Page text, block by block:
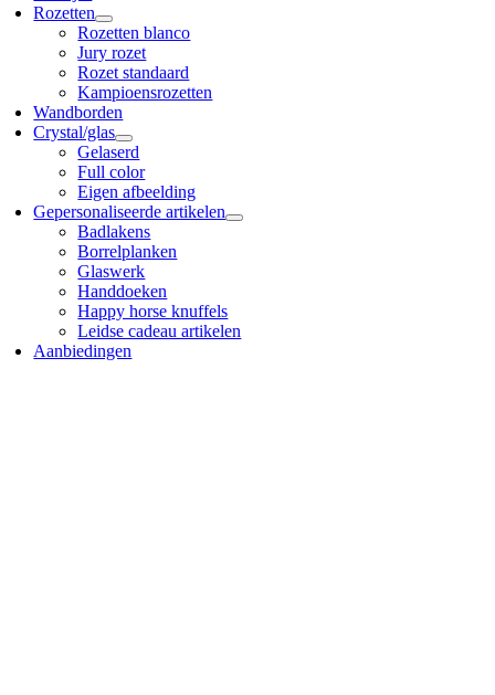
Rozetten
Rozetten blanco
Jury rozet
Rozet standaard
Kampioensrozetten
Wandborden
Crystal/glas
Gelaserd
Full color
Eigen afbeelding
Gepersonaliseerde artikelen
Badlakens
Borrelplanken
Glaswerk
Handdoeken
Happy horse knuffels
Leidse cadeau artikelen
Aanbiedingen